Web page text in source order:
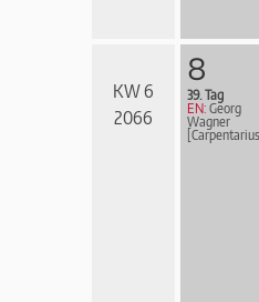
KW 6
2066
8
39. Tag
EN: Georg
Wagner